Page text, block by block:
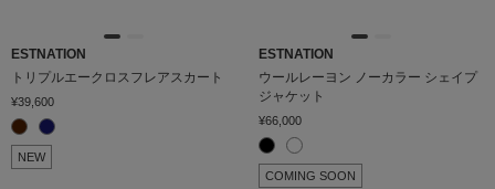
ESTNATION
トリプルエークロスフレアスカート
¥39,600
NEW
ESTNATION
ウールレーヨン ノーカラー シェイプ
ジャケット
¥66,000
COMING SOON